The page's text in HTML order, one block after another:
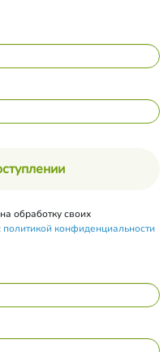
обработку своих
политикой конфиденциальности